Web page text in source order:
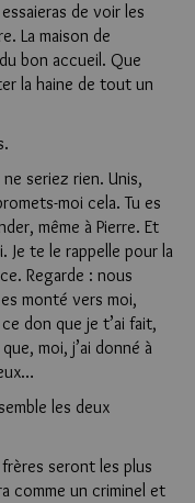
de voir les
La maison de
bon accueil. Que
la haine de tout un
seriez rien. Unis,
moi cela. Tu es
même à Pierre. Et
Je te le rappelle pour la
Regarde : nous
monté vers moi,
don que je t’ai fait,
moi, j’ai donné à
les deux
seront les plus
comme un criminel et